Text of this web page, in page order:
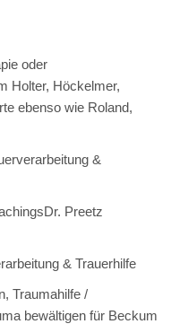
oder
Holter, Höckelmer,
ebenso wie Roland,
&
Preetz
& Trauerhilfe
Traumahilfe /
bewältigen für Beckum